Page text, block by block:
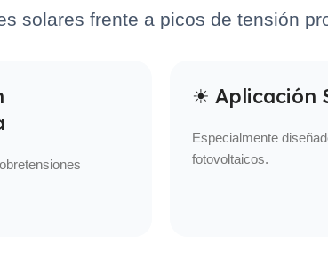
solares frente a picos de tensión
☀ Aplicación
Especialmente
fotovoltaicos.